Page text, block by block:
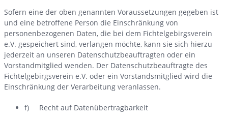
Sofern eine der oben genannten Voraussetzungen gegeben ist
und eine betroffene Person die Einschränkung von
personenbezogenen Daten, die bei dem Fichtelgebirgsverein
e.V. gespeichert sind, verlangen möchte, kann sie sich hierzu
jederzeit an unseren Datenschutzbeauftragten oder ein
Vorstandmitglied wenden. Der Datenschutzbeauftragte des
Fichtelgebirgsverein e.V. oder ein Vorstandsmitglied wird die
Einschränkung der Verarbeitung veranlassen.
f) Recht auf Datenübertragbarkeit